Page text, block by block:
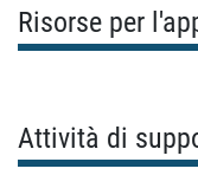
Risorse per
Attività di